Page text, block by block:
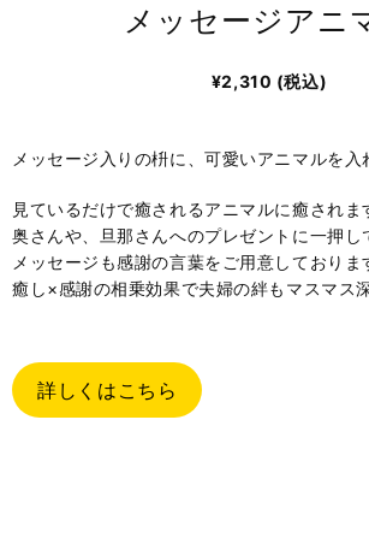
メッセージアニ
¥2,310 (税込)
メッセージ入りの枡に、可愛いアニマルを入
見ているだけで癒されるアニマルに癒されま
奥さんや、旦那さんへのプレゼントに一押し
メッセージも感謝の言葉をご用意しておりま
癒し×感謝の相乗効果で夫婦の絆もマスマス
詳しくはこちら